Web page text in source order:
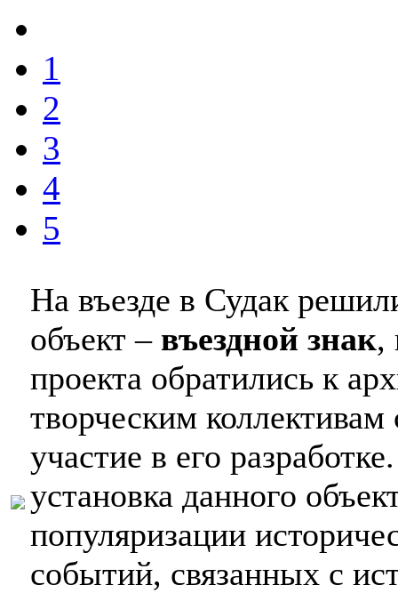
1
2
3
4
5
На въезде в Судак
объект – въездной знак,
проекта обратились к
творческим
участие в его
установка данного
популяризации
событий, связанных с